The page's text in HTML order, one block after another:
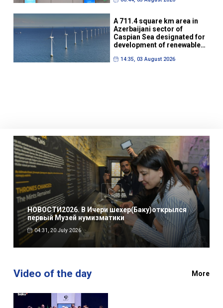
A 711.4 square km area in
Azerbaijani sector of
Caspian Sea designated for
development of renewable
14:35, 03 August 2026
Video of the day More
НОВОСТИ2026. В Ичери шехер(Баку)открылся
первый Музей нумизматики
04:31, 20 July 2026